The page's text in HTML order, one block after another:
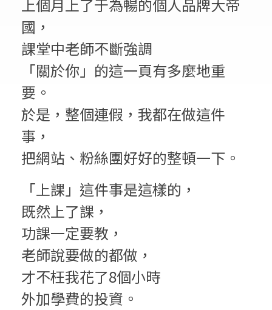
筆
記
0
8
:
關
鍵
時
刻
上個月上了于為暢的個人品牌大帝
國，
課堂中老師不斷強調
「關於你」的這一頁有多麼地重
要。
於是，整個連假，我都在做這件
事，
把網站、粉絲團好好的整頓一下。
「上課」這件事是這樣的，
既然上了課，
功課一定要教，
老師說要做的都做，
才不枉我花了8個小時
外加學費的投資。